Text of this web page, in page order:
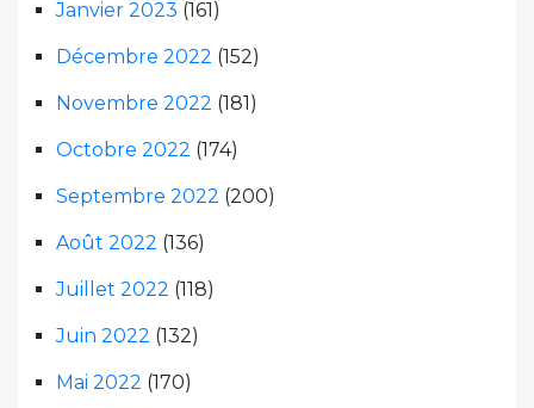
Janvier 2023 (161)
Décembre 2022 (152)
Novembre 2022 (181)
Octobre 2022 (174)
Septembre 2022 (200)
Août 2022 (136)
Juillet 2022 (118)
Juin 2022 (132)
Mai 2022 (170)